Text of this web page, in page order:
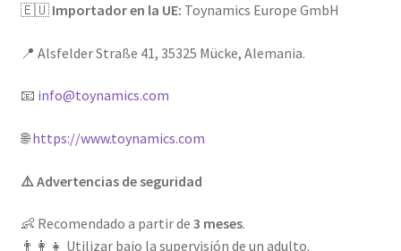
🇪🇺 Importador en la UE: Toynamics Europe GmbH
📍 Alsfelder Straße 41, 35325 Mücke, Alemania.
📧 info@toynamics.com
🌐https://www.toynamics.com
⚠️ Advertencias de seguridad
👶 Recomendado a partir de 3 meses.
👨‍👩‍👧 Utilizar bajo la supervisión de un adulto.